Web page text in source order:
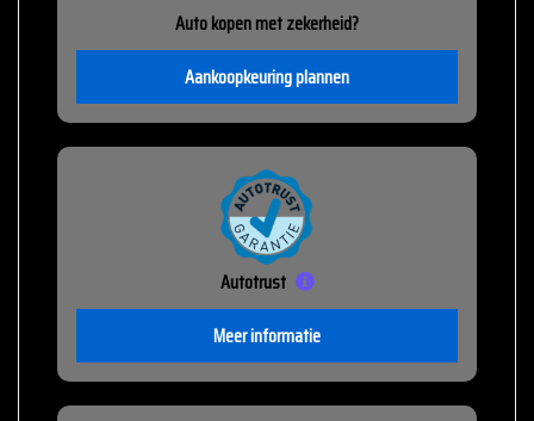
Auto kopen met zekerheid?
Aankoopkeuring plannen
Autotrust
Meer informatie